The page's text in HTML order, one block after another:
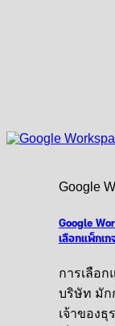
Google
Google
เลือกแพ็กเ
การเลือก
บริษัท มัก
เจ้าของธุ